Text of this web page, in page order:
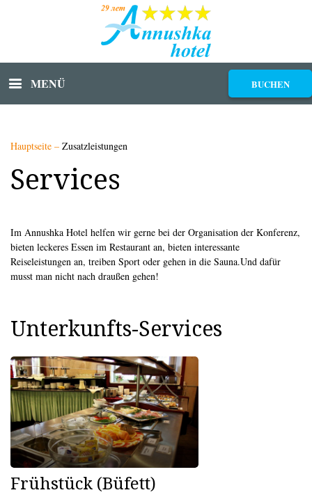
MENÜ BUCHEN
Hauptseite – Zusatzleistungen
Services
Im Annushka Hotel helfen wir gerne bei der Organisation der Konferenz,
bieten leckeres Essen im Restaurant an, bieten interessante
Reiseleistungen an, treiben Sport oder gehen in die Sauna.Und dafür
Unterkunfts-Services
Frühstück (Büfett)